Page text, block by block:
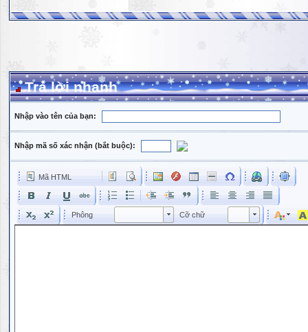
Trả lời nhanh
Nhập vào tên của bạn:
Nhập mã số xác nhận (bắt buộc):
Mã HTML
Phông Phông Cỡ chữ Kích cỡ phông